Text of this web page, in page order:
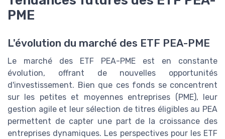
PME
L'évolution du marché des ETF PEA-PME
Le marché des ETF PEA-PME est en constante
évolution, offrant de nouvelles opportunités
d'investissement. Bien que ces fonds se concentrent
sur les petites et moyennes entreprises (PME), leur
gestion agile et leur sélection de titres éligibles au PEA
permettent de capter une part de la croissance des
entreprises dynamiques. Les perspectives pour les ETF